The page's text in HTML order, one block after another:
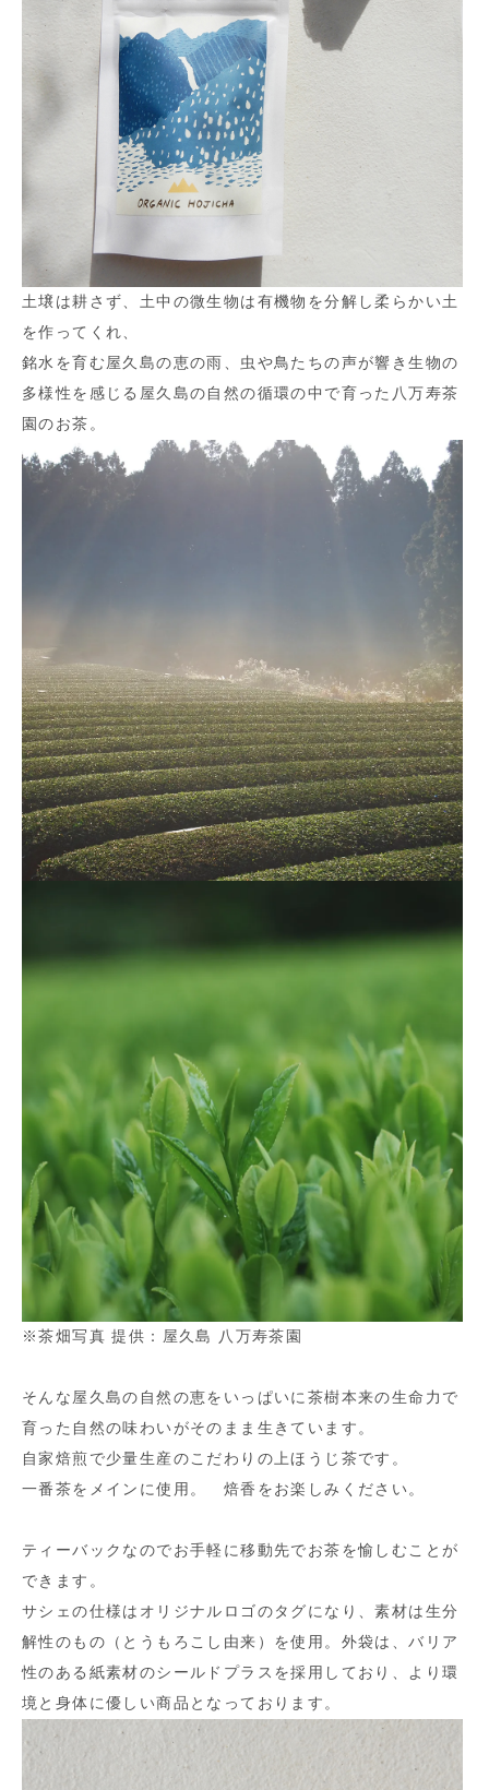
土壌は耕さず、土中の微生物は有機物を分解し柔らかい土
を作ってくれ、
銘水を育む屋久島の恵の雨、虫や鳥たちの声が響き生物の
多様性を感じる屋久島の自然の循環の中で育った八万寿茶
園のお茶。
※茶畑写真 提供：屋久島 八万寿茶園
そんな屋久島の自然の恵をいっぱいに茶樹本来の生命力で
育った自然の味わいがそのまま生きています。
自家焙煎で少量生産のこだわりの上ほうじ茶です。
一番茶をメインに使用。 焙香をお楽しみください。
ティーバックなのでお手軽に移動先でお茶を愉しむことが
できます。
サシェの仕様はオリジナルロゴのタグになり、素材は生分
解性のもの（とうもろこし由来）を使用。外袋は、バリア
性のある紙素材のシールドプラスを採用しており、より環
境と身体に優しい商品となっております。